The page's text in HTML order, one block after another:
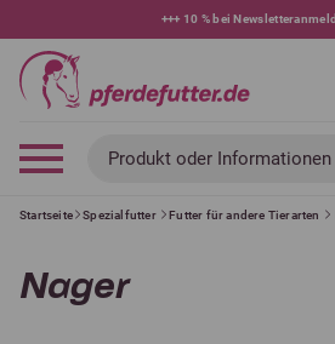
+++ 10 % bei
Produkt oder Informationen
Startseite Spezialfutter Futter für andere Tierarten
Nager